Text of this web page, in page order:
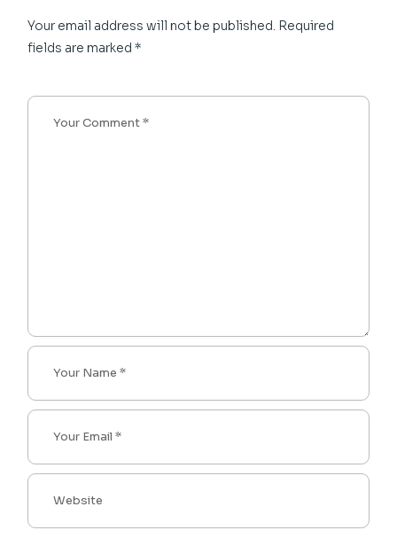
Your email address will not be published. Required
fields are marked*